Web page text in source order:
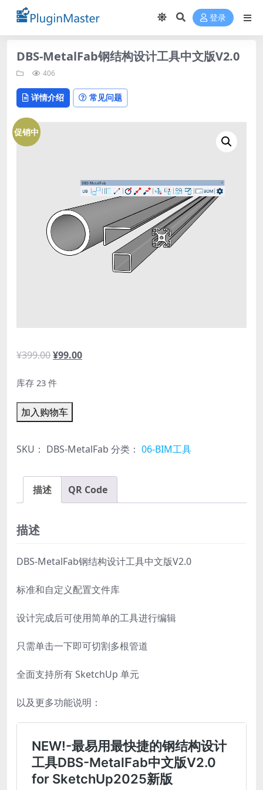
登录
DBS-MetalFab钢结构设计工具中文版V2.0
406
详情介绍 常见问题
促销中
¥399.00原
为：
¥399.00。
¥99.00当
库存 23 件
DBS-
MetalFab
钢
构
工
中
版
数
量
加入购物车
SKU： DBS-MetalFab 分类： 06-BIM工具
描述 QR Code
描述
DBS-MetalFab钢结构设计工具中文版V2.0
标准和自定义配置文件库
设计完成后可使用简单的工具进行编辑
只需单击一下即可切割多根管道
全面支持所有 SketchUp 单元
以及更多功能说明：